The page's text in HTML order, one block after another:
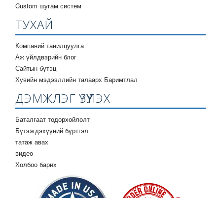
Custom шугам систем
ТУХАЙ
Компаний танилцуулга
Аж үйлдвэрийн блог
Сайтын бүтэц
Хувийн мэдээллийн талаарх Баримтлал
ДЭМЖЛЭГ ҮЗҮҮЛЭХ
Баталгаат тодорхойлолт
Бүтээгдэхүүний бүртгэл
татаж авах
видео
Холбоо барих